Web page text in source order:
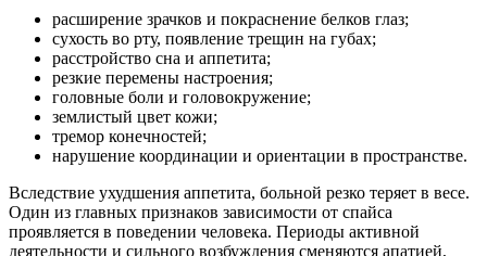
расширение зрачков и покраснение белков глаз;
сухость во рту, появление трещин на губах;
расстройство сна и аппетита;
резкие перемены настроения;
головные боли и головокружение;
землистый цвет кожи;
тремор конечностей;
нарушение координации и ориентации в пространстве.
Вследствие ухудшения аппетита, больной резко теряет в весе.
Один из главных признаков зависимости от спайса
проявляется в поведении человека. Периоды активной
деятельности и сильного возбуждения сменяются апатией,